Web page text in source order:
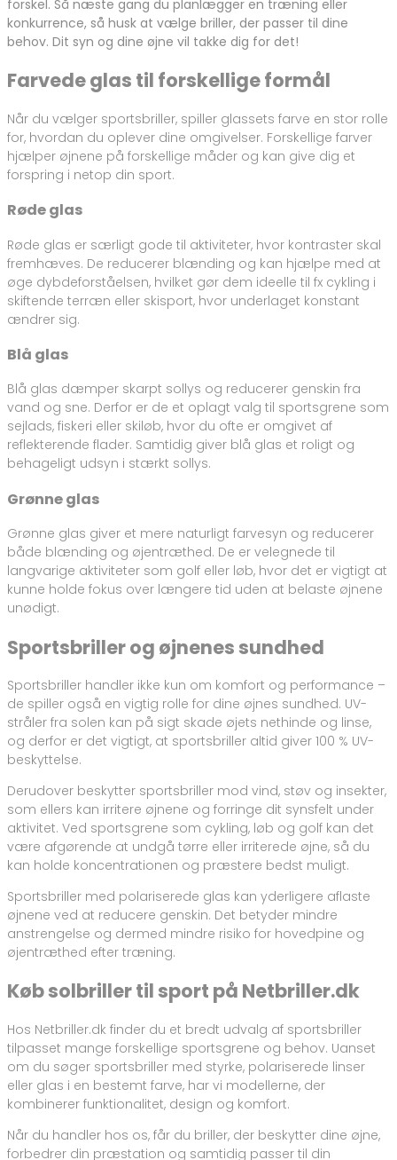
forskel. Så næste gang du planlægger en træning eller
konkurrence, så husk at vælge briller, der passer til dine
behov. Dit syn og dine øjne vil takke dig for det!
Farvede glas til forskellige formål
Når du vælger sportsbriller, spiller glassets farve en stor rolle
for, hvordan du oplever dine omgivelser. Forskellige farver
hjælper øjnene på forskellige måder og kan give dig et
forspring i netop din sport.
Røde glas
Røde glas er særligt gode til aktiviteter, hvor kontraster skal
fremhæves. De reducerer blænding og kan hjælpe med at
øge dybdeforståelsen, hvilket gør dem ideelle til fx cykling i
skiftende terræn eller skisport, hvor underlaget konstant
ændrer sig.
Blå glas
Blå glas dæmper skarpt sollys og reducerer genskin fra
vand og sne. Derfor er de et oplagt valg til sportsgrene som
sejlads, fiskeri eller skiløb, hvor du ofte er omgivet af
reflekterende flader. Samtidig giver blå glas et roligt og
behageligt udsyn i stærkt sollys.
Grønne glas
Grønne glas giver et mere naturligt farvesyn og reducerer
både blænding og øjentræthed. De er velegnede til
langvarige aktiviteter som golf eller løb, hvor det er vigtigt at
kunne holde fokus over længere tid uden at belaste øjnene
unødigt.
Sportsbriller og øjnenes sundhed
Sportsbriller handler ikke kun om komfort og performance –
de spiller også en vigtig rolle for dine øjnes sundhed. UV-
stråler fra solen kan på sigt skade øjets nethinde og linse,
og derfor er det vigtigt, at sportsbriller altid giver 100 % UV-
beskyttelse.
Derudover beskytter sportsbriller mod vind, støv og insekter,
som ellers kan irritere øjnene og forringe dit synsfelt under
aktivitet. Ved sportsgrene som cykling, løb og golf kan det
være afgørende at undgå tørre eller irriterede øjne, så du
kan holde koncentrationen og præstere bedst muligt.
Sportsbriller med polariserede glas kan yderligere aflaste
øjnene ved at reducere genskin. Det betyder mindre
anstrengelse og dermed mindre risiko for hovedpine og
øjentræthed efter træning.
Køb solbriller til sport på Netbriller.dk
Hos Netbriller.dk finder du et bredt udvalg af sportsbriller
tilpasset mange forskellige sportsgrene og behov. Uanset
om du søger sportsbriller med styrke, polariserede linser
eller glas i en bestemt farve, har vi modellerne, der
kombinerer funktionalitet, design og komfort.
Når du handler hos os, får du briller, der beskytter dine øjne,
forbedrer din præstation og samtidig passer til din